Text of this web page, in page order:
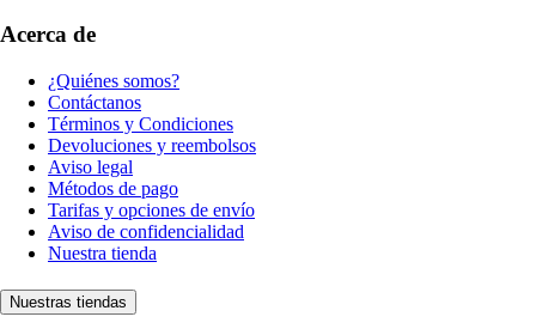
Acerca de
¿Quiénes somos?
Contáctanos
Términos y Condiciones
Devoluciones y reembolsos
Aviso legal
Métodos de pago
Tarifas y opciones de envío
Aviso de confidencialidad
Nuestra tienda
Nuestras tiendas